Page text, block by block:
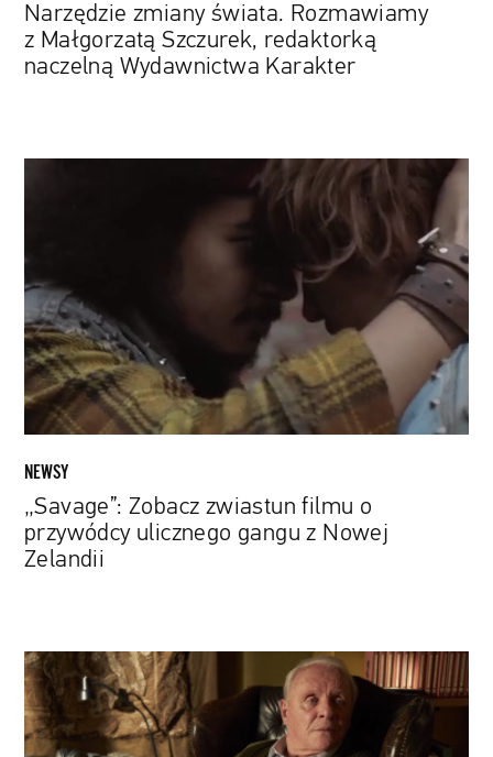
Narzędzie zmiany świata. Rozmawiamy
z Małgorzatą Szczurek, redaktorką
naczelną Wydawnictwa Karakter
przywódcy
ulicznego
gangu
Nowej
Zelandii
NEWSY
„Savage”: Zobacz zwiastun filmu o
przywódcy ulicznego gangu z Nowej
Zelandii
Do
2050
roku
liczba